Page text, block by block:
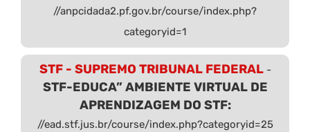
//anpcidada2.pf.gov.br/course/index.php?
categoryid=1
STF - SUPREMO TRIBUNAL FEDERAL-
STF-EDUCA” AMBIENTE VIRTUAL DE
APRENDIZAGEM DO STF:
//ead.stf.jus.br/course/index.php?categoryid=25